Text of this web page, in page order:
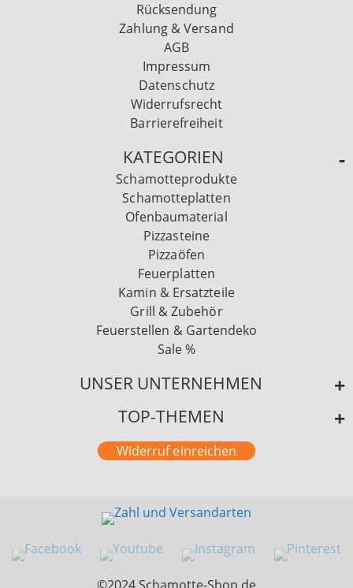
Rücksendung
Zahlung & Versand
AGB
Impressum
Datenschutz
Widerrufsrecht
Barrierefreiheit
KATEGORIEN
Schamotteprodukte
Schamotteplatten
Ofenbaumaterial
Pizzasteine
Pizzaöfen
Feuerplatten
Kamin & Ersatzteile
Grill & Zubehör
Feuerstellen & Gartendeko
Sale %
UNSER UNTERNEHMEN
TOP-THEMEN
Widerruf einreichen